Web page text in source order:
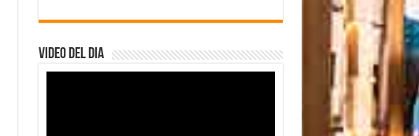
Video del dia